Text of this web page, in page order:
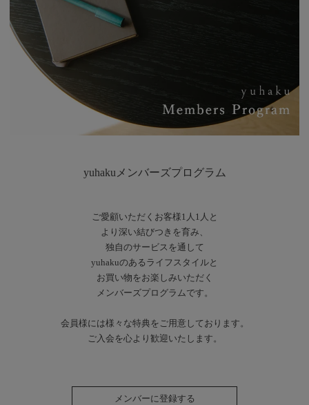
yuhakuメンバーズプログラム
ご愛顧いただくお客様1人1人と
より深い結びつきを育み、
独自のサービスを通して
yuhakuのあるライフスタイルと
お買い物をお楽しみいただく
メンバーズプログラムです。
会員様には様々な特典をご用意しております。
ご入会を心より歓迎いたします。
メンバーに登録する